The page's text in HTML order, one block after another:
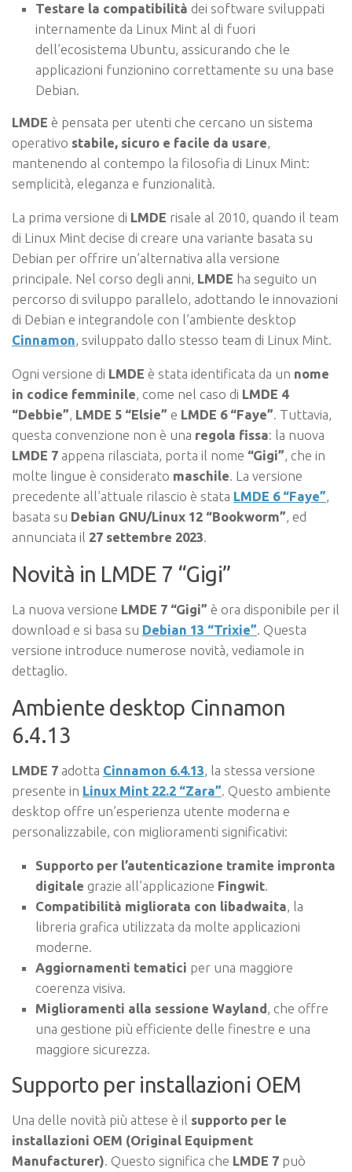
Testare la compatibilità dei software sviluppati
internamente da Linux Mint al di fuori
dell’ecosistema Ubuntu, assicurando che le
applicazioni funzionino correttamente su una base
Debian.
LMDE è pensata per utenti che cercano un sistema
operativo stabile, sicuro e facile da usare,
mantenendo al contempo la filosofia di Linux Mint:
semplicità, eleganza e funzionalità.
La prima versione di LMDE risale al 2010, quando il team
di Linux Mint decise di creare una variante basata su
Debian per offrire un’alternativa alla versione
principale. Nel corso degli anni, LMDE ha seguito un
percorso di sviluppo parallelo, adottando le innovazioni
di Debian e integrandole con l’ambiente desktop
Cinnamon, sviluppato dallo stesso team di Linux Mint.
Ogni versione di LMDE è stata identificata da un nome
in codice femminile , come nel caso di LMDE 4
“Debbie” LMDE 5 “Elsie” e LMDE 6 “Faye” . Tuttavia,
questa convenzione non è una regola fissa: la nuova
LMDE 7 appena rilasciata, porta il nome “Gigi” , che in
molte lingue è considerato maschile . La versione
precedente all’attuale rilascio è stata LMDE 6 “Faye”
basata su Debian GNU/Linux 12 “Bookworm” , ed
annunciata il 27 settembre 2023
Novità in LMDE 7 “Gigi”
La nuova versione LMDE 7 “Gigi” è ora disponibile per il
download e si basa su Debian 13 “Trixie”. Questa
versione introduce numerose novità, vediamole in
dettaglio.
Ambiente desktop Cinnamon
6.4.13
LMDE 7 adotta Cinnamon 6.4.13, la stessa versione
presente in Linux Mint 22.2 “Zara”. Questo ambiente
desktop offre un’esperienza utente moderna e
personalizzabile, con miglioramenti significativi:
Supporto per l’autenticazione tramite impronta
digitale grazie all’applicazione Fingwit
Compatibilità migliorata con libadwaita , la
libreria grafica utilizzata da molte applicazioni
moderne.
Aggiornamenti tematici per una maggiore
coerenza visiva.
Miglioramenti alla sessione Wayland , che offre
una gestione più efficiente delle finestre e una
maggiore sicurezza.
Supporto per installazioni OEM
Una delle novità più attese è il supporto per le
installazioni OEM (Original Equipment
Manufacturer) . Questo significa che LMDE 7 può